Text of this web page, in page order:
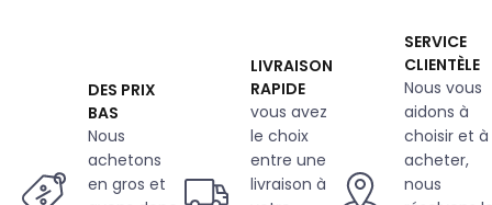
DES PRIX
BAS
Nous
achetons
en gros et
LIVRAISON
RAPIDE
vous avez
le choix
entre une
livraison à
SERVICE
CLIENTÈLE
Nous vous
aidons à
choisir et à
acheter,
nous